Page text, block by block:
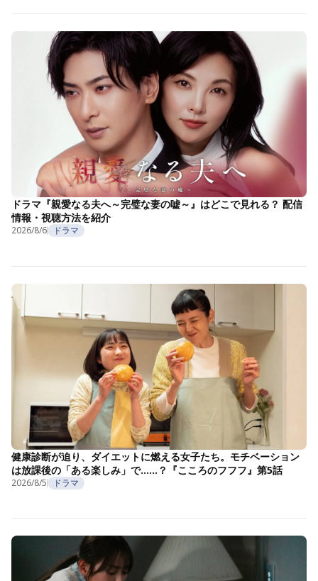
ドラマ『親愛なる夫へ～完璧な妻の嘘～』はどこで見れる？ 配信
情報・視聴方法を紹介
2026/8/6 ドラマ
健康診断が迫り、ダイエットに燃える女子たち。モチベーション
は放課後の「ある楽しみ」で……？『こころのフフフ』第5話
2026/8/5 ドラマ